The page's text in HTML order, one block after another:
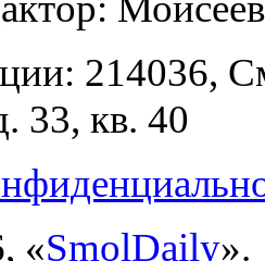
214036,
33, кв. 40
«SmolDaily».